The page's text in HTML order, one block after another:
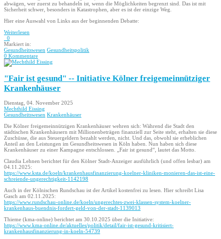
abwägen, wer zuerst zu behandeln ist, wenn die Möglichkeiten begrenzt sind. Das ist mit
Sicherheit schwer, besonders in Katastrophen, aber es ist der einzige Weg.
Hier eine Auswahl von Links aus der beginnenden Debatte:
Weiterlesen
0
Markiert in:
Gesundheitswesen Gesundheitspolitik
0 Kommentare
"Fair ist gesund" -- Initiative Kölner freigemeinnütziger
Krankenhäuser
Dienstag, 04. November 2025
Mechthild Eissing
Gesundheitswesen Krankenhäuser
Die Kölner freigemeinnützigen Krankenhäuser wehren sich: Während die Stadt den
städtischen Krankenhäusern mit Millionenbeträgen finanziell zur Seite steht, erhalten sie diese
Zuschüsse, die aus Steuergeldern bezahlt werden, nicht. Und das, obwohl sie erheblichen
Anteil an den Leistungen im Gesundheitswesen in Köln haben. Nun haben sich diese
Krankenhäuser zu einer Kampagne entschlossen. „Fair ist gesund“, lautet das Motto.
Claudia Lehnen berichtet für den Kölner Stadt-Anzeiger ausführlich (und offen lesbar) am
04.11.2025:
https://www.ksta.de/koeln/krankenhausfinanzierung-koelner-kliniken-monieren-das-ist-eine-
schreiende-ungerechtigkeit-1142198
Auch in der Kölnischen Rundschau ist der Artikel kostenfrei zu lesen. Hier schreibt Lisa
Gasch am 02.11.2025:
https://www.rundschau-online.de/koeln/ungerechtes-zwei-klassen-system-koelner-
krankenhaus-buendnis-fordert-geld-von-der-stadt-1139013
Thieme (kma-online) berichtet am 30.10.2025 über die Initiative:
https://www.kma-online.de/aktuelles/politik/detail/fair-ist-gesund-kritisiert-
krankenhausfinanzierung-in-koeln-54739